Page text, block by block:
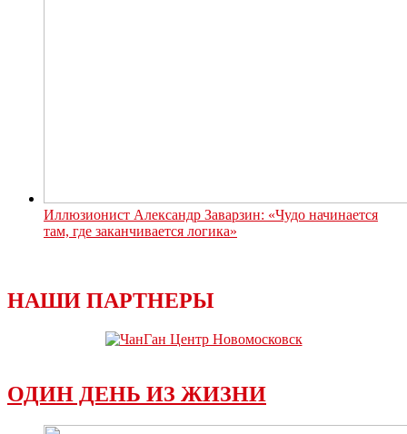
Иллюзионист Александр Заварзин: «Чудо начинается
там, где заканчивается логика»
НАШИ ПАРТНЕРЫ
ОДИН ДЕНЬ ИЗ ЖИЗНИ